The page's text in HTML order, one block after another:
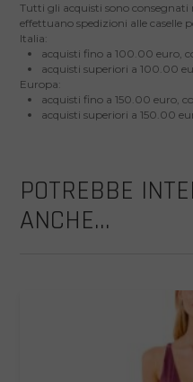
Tutti gli acquisti sono consegnati
effettuano spedizioni alle caselle
Italia:
acquisti fino a 100.00 euro,
acquisti superiori a 100.00
Europa:
acquisti fino a 150.00 euro,
acquisti superiori a 150.00
POTREBBE
ANCHE...